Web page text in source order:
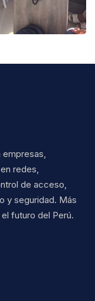
empresas,
redes,
de acceso,
y seguridad. Más
futuro del Perú.